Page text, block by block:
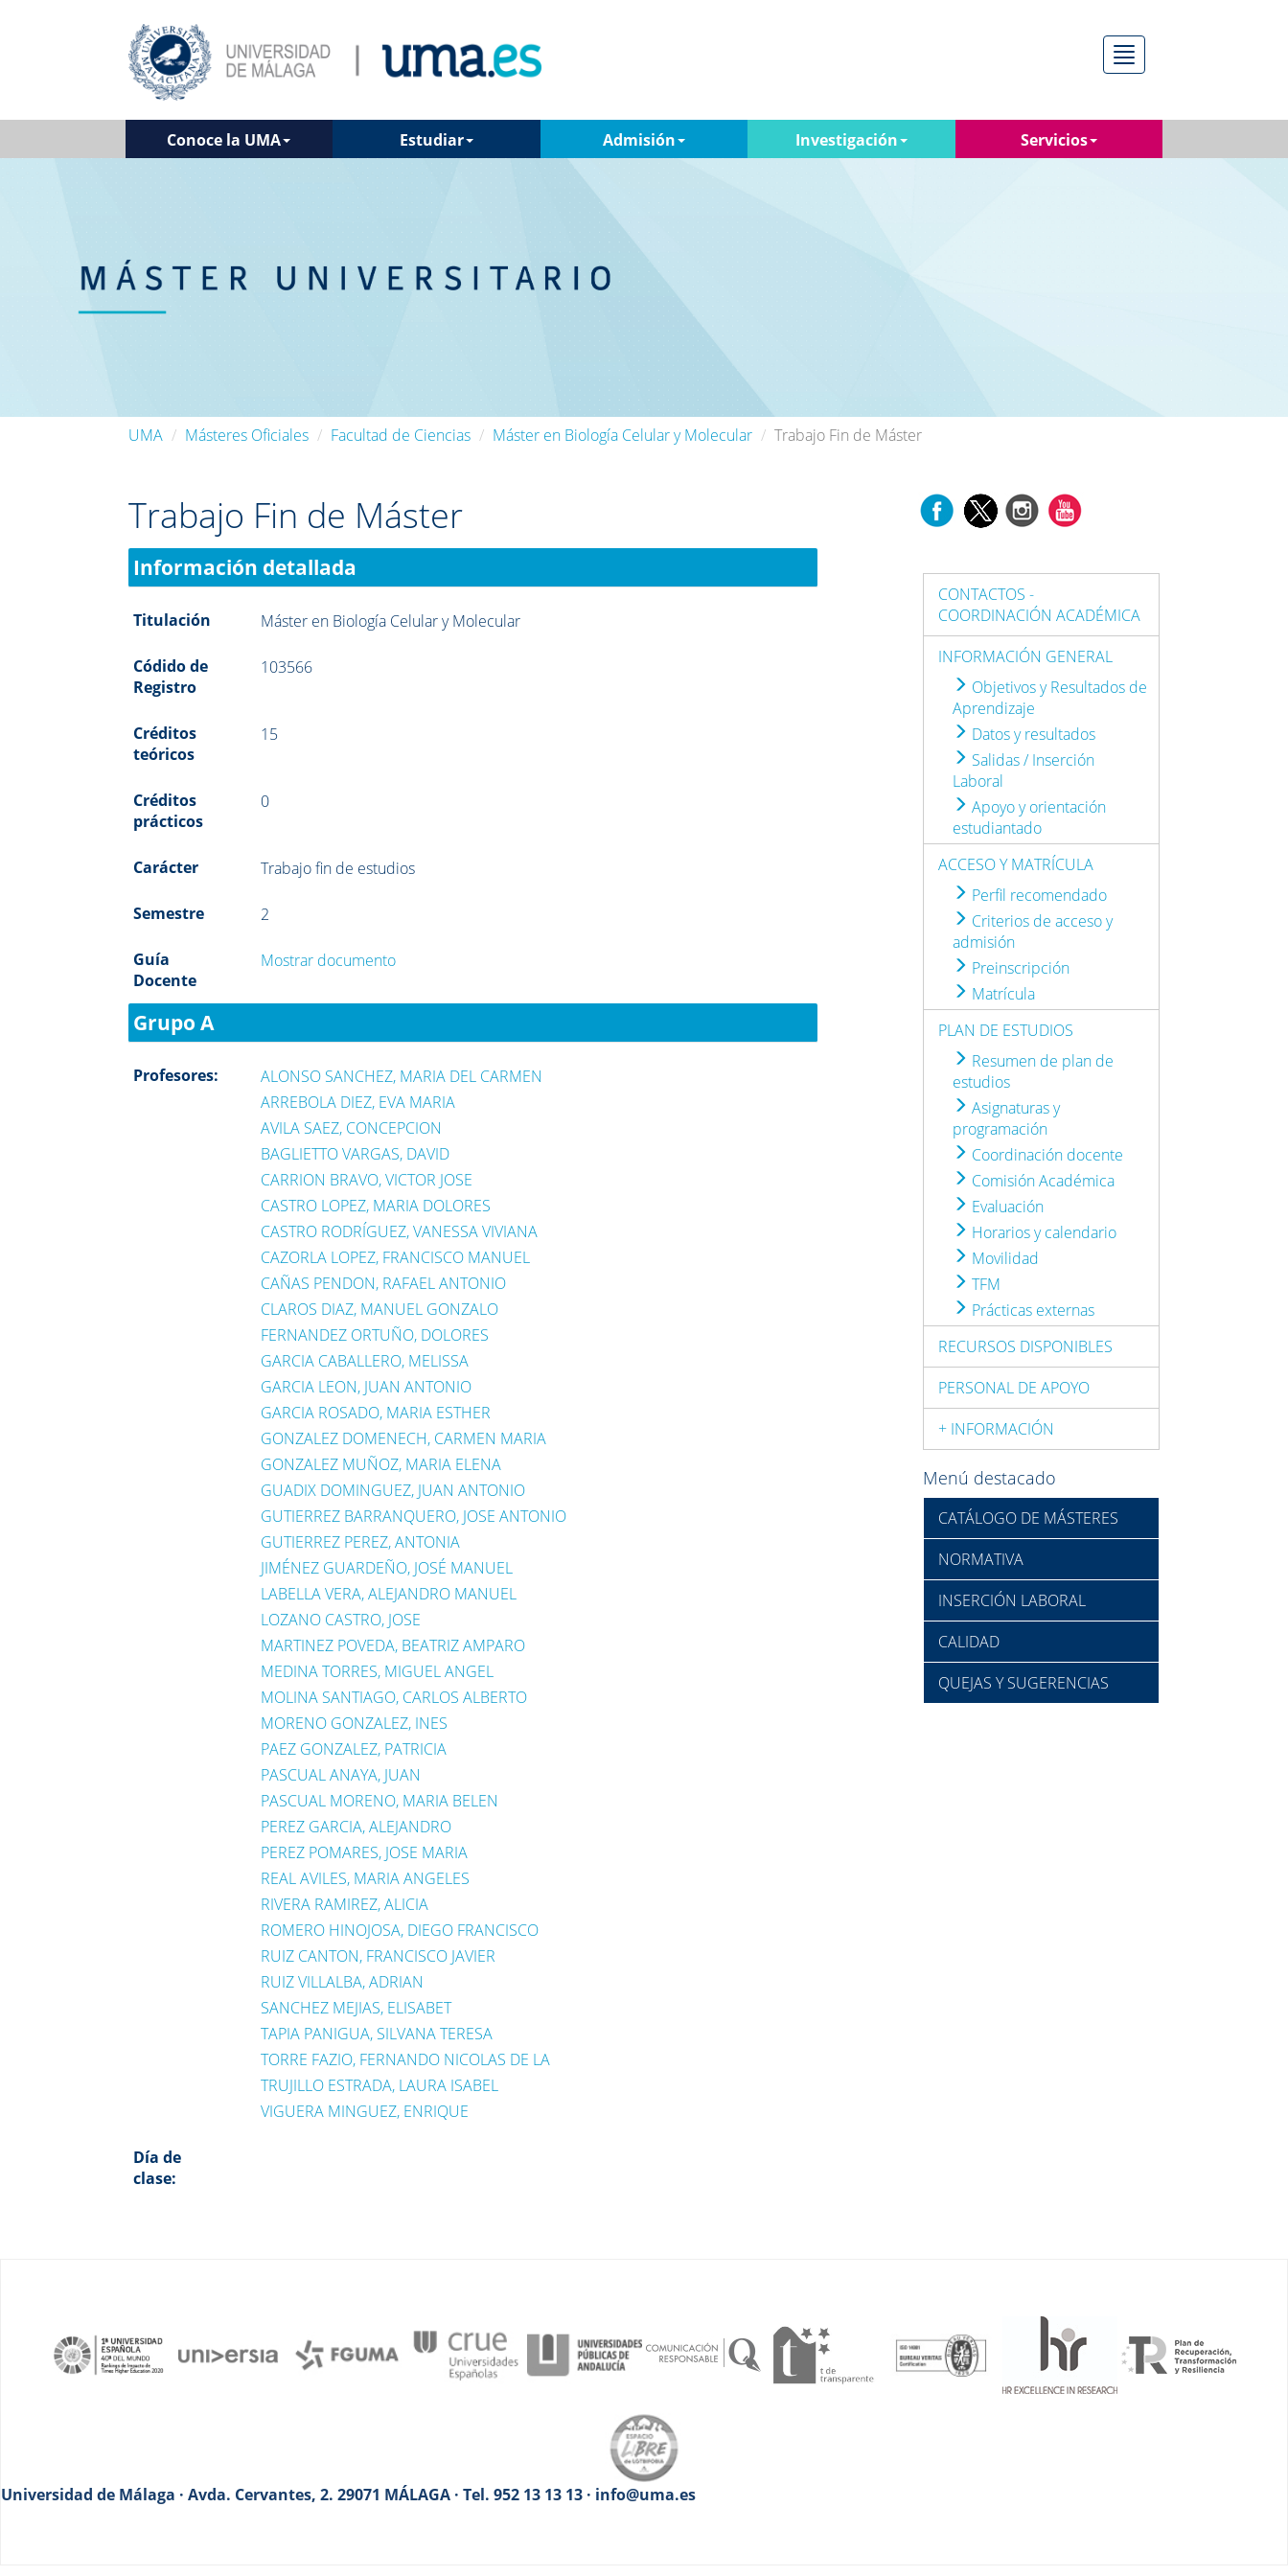
Menú
Conoce la UMA Estudiar Admisión Investigación Servicios
UMA Másteres Oficiales Facultad de Ciencias Máster en Biología Celular y Molecular Trabajo Fin de Máster
Trabajo Fin de Máster
Información detallada
Titulación Máster en Biología Celular y Molecular
Códido de
Registro
103566
Créditos
teóricos
15
Créditos
prácticos
0
Carácter Trabajo fin de estudios
Semestre 2
Guía
Docente
Mostrar documento
Grupo A
Profesores:
ALONSO SANCHEZ, MARIA DEL CARMEN
ARREBOLA DIEZ, EVA MARIA
AVILA SAEZ, CONCEPCION
BAGLIETTO VARGAS, DAVID
CARRION BRAVO, VICTOR JOSE
CASTRO LOPEZ, MARIA DOLORES
CASTRO RODRÍGUEZ, VANESSA VIVIANA
CAZORLA LOPEZ, FRANCISCO MANUEL
CAÑAS PENDON, RAFAEL ANTONIO
CLAROS DIAZ, MANUEL GONZALO
FERNANDEZ ORTUÑO, DOLORES
GARCIA CABALLERO, MELISSA
GARCIA LEON, JUAN ANTONIO
GARCIA ROSADO, MARIA ESTHER
GONZALEZ DOMENECH, CARMEN MARIA
GONZALEZ MUÑOZ, MARIA ELENA
GUADIX DOMINGUEZ, JUAN ANTONIO
GUTIERREZ BARRANQUERO, JOSE ANTONIO
GUTIERREZ PEREZ, ANTONIA
JIMÉNEZ GUARDEÑO, JOSÉ MANUEL
LABELLA VERA, ALEJANDRO MANUEL
LOZANO CASTRO, JOSE
MARTINEZ POVEDA, BEATRIZ AMPARO
MEDINA TORRES, MIGUEL ANGEL
MOLINA SANTIAGO, CARLOS ALBERTO
MORENO GONZALEZ, INES
PAEZ GONZALEZ, PATRICIA
PASCUAL ANAYA, JUAN
PASCUAL MORENO, MARIA BELEN
PEREZ GARCIA, ALEJANDRO
PEREZ POMARES, JOSE MARIA
REAL AVILES, MARIA ANGELES
RIVERA RAMIREZ, ALICIA
ROMERO HINOJOSA, DIEGO FRANCISCO
RUIZ CANTON, FRANCISCO JAVIER
RUIZ VILLALBA, ADRIAN
SANCHEZ MEJIAS, ELISABET
TAPIA PANIGUA, SILVANA TERESA
TORRE FAZIO, FERNANDO NICOLAS DE LA
TRUJILLO ESTRADA, LAURA ISABEL
VIGUERA MINGUEZ, ENRIQUE
Día de
clase:
CONTACTOS -
COORDINACIÓN ACADÉMICA
INFORMACIÓN GENERAL
Objetivos y Resultados de
Aprendizaje
Datos y resultados
Salidas / Inserción
Laboral
Apoyo y orientación
estudiantado
ACCESO Y MATRÍCULA
Perfil recomendado
Criterios de acceso y
admisión
Preinscripción
Matrícula
PLAN DE ESTUDIOS
Resumen de plan de
estudios
Asignaturas y
programación
Coordinación docente
Comisión Académica
Evaluación
Horarios y calendario
Movilidad
TFM
Prácticas externas
RECURSOS DISPONIBLES
PERSONAL DE APOYO
+ INFORMACIÓN
Menú destacado
CATÁLOGO DE MÁSTERES
NORMATIVA
INSERCIÓN LABORAL
CALIDAD
QUEJAS Y SUGERENCIAS
Universidad de Málaga · Avda. Cervantes, 2. 29071 MÁLAGA · Tel. 952 13 13 13 · info@uma.es